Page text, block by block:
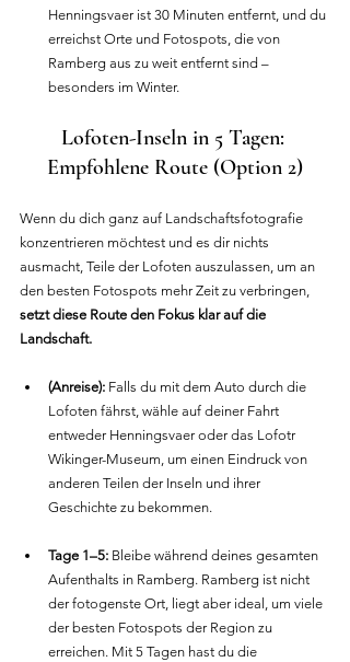
Henningsvaer ist 30 Minuten entfernt, und du
erreichst Orte und Fotospots, die von
Ramberg aus zu weit entfernt sind –
besonders im Winter.
Lofoten-Inseln in 5 Tagen:
Empfohlene Route (Option 2)
Wenn du dich ganz auf Landschaftsfotografie
konzentrieren möchtest und es dir nichts
ausmacht, Teile der Lofoten auszulassen, um an
den besten Fotospots mehr Zeit zu verbringen,
setzt diese Route den Fokus klar auf die
Landschaft.
(Anreise): Falls du mit dem Auto durch die
Lofoten fährst, wähle auf deiner Fahrt
entweder Henningsvaer oder das Lofotr
Wikinger-Museum, um einen Eindruck von
anderen Teilen der Inseln und ihrer
Geschichte zu bekommen.
Tage 1–5: Bleibe während deines gesamten
Aufenthalts in Ramberg. Ramberg ist nicht
der fotogenste Ort, liegt aber ideal, um viele
der besten Fotospots der Region zu
erreichen. Mit 5 Tagen hast du die